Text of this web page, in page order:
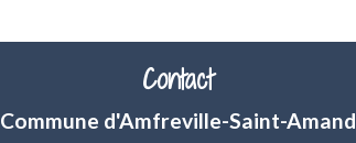
Contact
Commune d'Amfreville-Saint-Amand